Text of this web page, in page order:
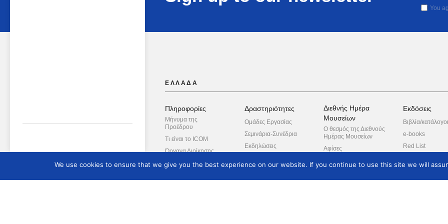
You
ΕΛΛΑΔΑ
Πληροφορίες
Μήνυμα της
Προέδρου
Τι είναι το ICOM
Όργανα Διοίκησης
Το Ελληνικό Τμήμα
Τμήματος
Δραστηριότητες
Ομάδες Εργασίας
Σεμινάρια-Συνέδρια
Εκδηλώσεις
προγράμματα
Διεθνής Ημέρα
Μουσείων
Ο θεσμός της Διεθνούς
Ημέρας Μουσείων
Αφίσες
Εκδόσεις
Βιβλία/κατάλογοι
e-books
Red List
We use cookies to ensure that we give you the best experience on our website. If you continue to use this site we will